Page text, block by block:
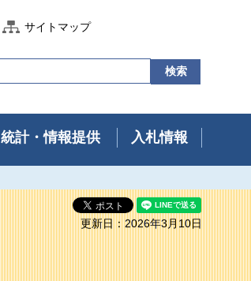
サイトマップ
統計・情報提供 入札情報
更新日：2026年3月10日